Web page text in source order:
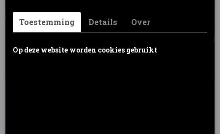
Toestemming Details Over
Op deze website worden cookies gebruikt